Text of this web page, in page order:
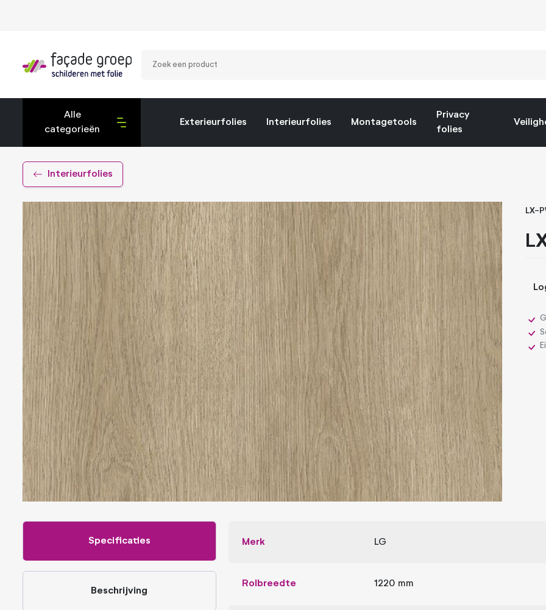
een
Alle
categorieën
Exterieurfolies
Montagetools
Privacy folies
Veiligheidsfolies
Whiteboard folies
Zonwerende folies
Exterieurfolies Interieurfolies Montagetools
Privacy
folies
Interieurfolies
LX-
Specificaties
Beschrijving
Merk LG
Rolbreedte 1220 mm